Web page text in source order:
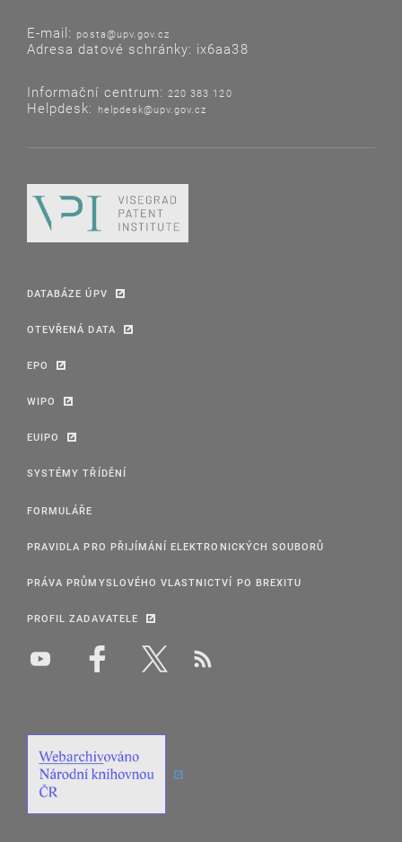
E-mail: posta@upv.gov.cz
Adresa datové schránky: ix6aa38
Informační centrum: 220 383 120
Helpdesk: helpdesk@upv.gov.cz
DATABÁZE ÚPV
OTEVŘENÁ DATA
EPO
WIPO
EUIPO
SYSTÉMY TŘÍDĚNÍ
FORMULÁŘE
PRAVIDLA PRO PŘIJÍMÁNÍ ELEKTRONICKÝCH SOUBORŮ
PRÁVA PRŮMYSLOVÉHO VLASTNICTVÍ PO BREXITU
PROFIL ZADAVATELE